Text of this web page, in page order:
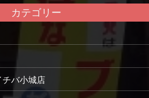
カテゴリー
チバ小城店